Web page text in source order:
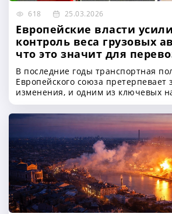
618 25.03.2026
Европейские власти
контроль веса грузовых
что это значит для
В последние годы транспортная
Европейского союза претерпевает
изменения, и одним из ключевых
становится ужесточение контроля
грузовых автомобилей. Эта
сразу несколькими факторами —
повышения безопасности на
сохранить дорожную
равные условия конкуренции для
рынка перевозок. Центральное
системе контроля занимают
взвешивания транспортных
известные как Weigh in Motion
постепенно становятся